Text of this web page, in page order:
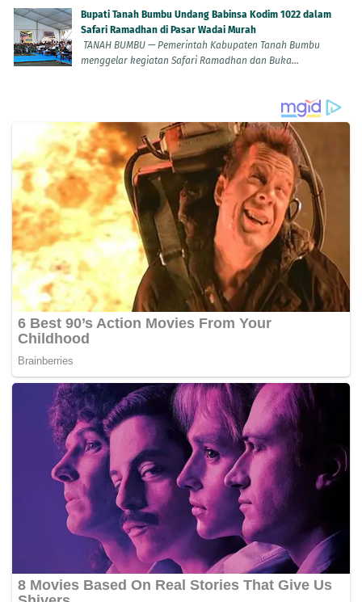
Bupati Tanah Bumbu Undang Babinsa Kodim 1022 dalam
Safari Ramadhan di Pasar Wadai Murah
TANAH BUMBU — Pemerintah Kabupaten Tanah Bumbu
menggelar kegiatan Safari Ramadhan dan Buka...